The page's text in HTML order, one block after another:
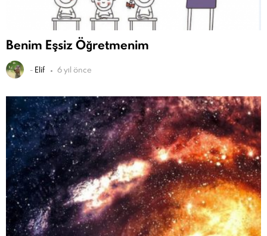
Benim Eşsiz Öğretmenim
- Elif 6 yıl önce